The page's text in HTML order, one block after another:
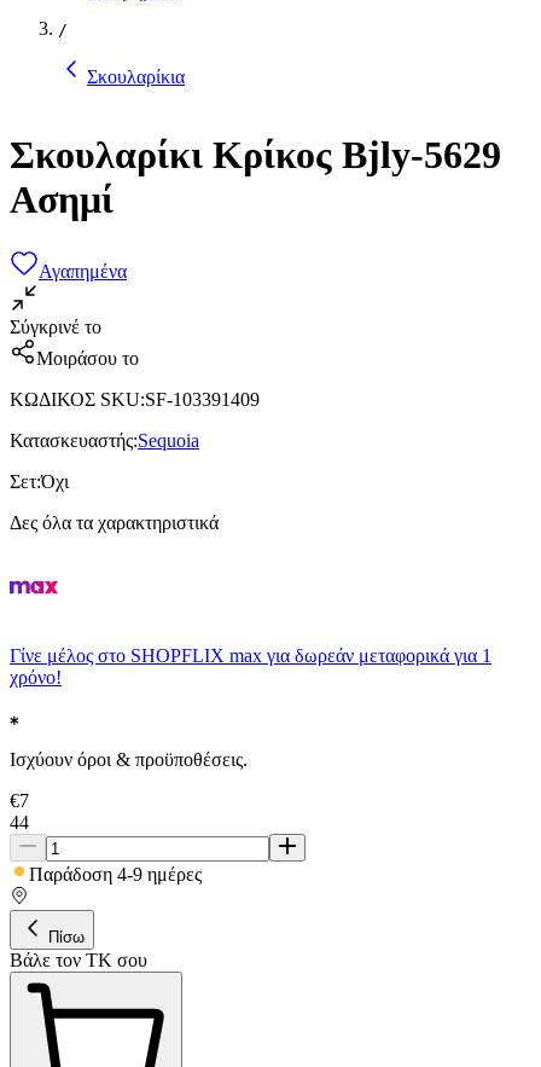
/
Σκουλαρίκια
Σκουλαρίκι Κρίκος Bjly-5629
Ασημί
Αγαπημένα
Σύγκρινέ το
Μοιράσου το
ΚΩΔΙΚΟΣ SKU:SF-103391409
Κατασκευαστής:Sequoia
Σετ:Όχι
Δες όλα τα χαρακτηριστικά
Γίνε μέλος στο SHOPFLIX max για δωρεάν μεταφορικά για 1
χρόνο!
Ισχύουν όροι & προϋποθέσεις.
€7
44
Παράδοση 4-9 ημέρες
Πίσω
Βάλε τον ΤΚ σου